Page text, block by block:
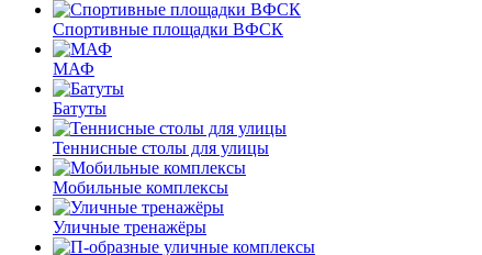
Спортивные площадки ВФСК
МАФ
Батуты
Теннисные столы для улицы
Мобильные комплексы
Уличные тренажёры